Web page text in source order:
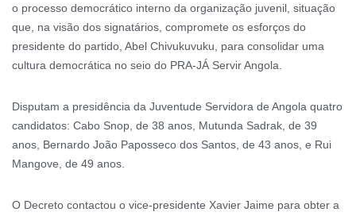
o processo democrático interno da organização juvenil, situação
que, na visão dos signatários, compromete os esforços do
presidente do partido, Abel Chivukuvuku, para consolidar uma
cultura democrática no seio do PRA-JÁ Servir Angola.
Disputam a presidência da Juventude Servidora de Angola quatro
candidatos: Cabo Snop, de 38 anos, Mutunda Sadrak, de 39
anos, Bernardo João Paposseco dos Santos, de 43 anos, e Rui
Mangove, de 49 anos.
O Decreto contactou o vice-presidente Xavier Jaime para obter a